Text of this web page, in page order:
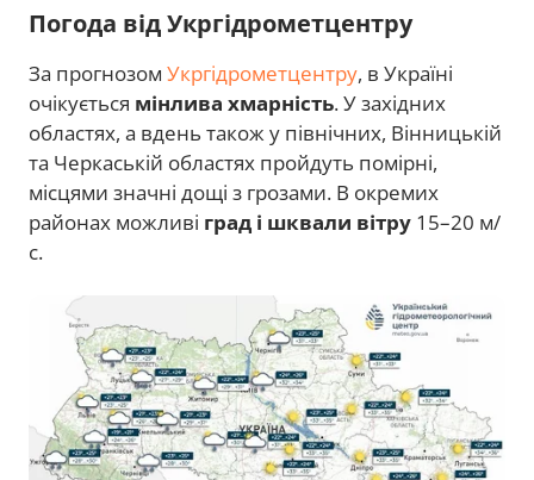
Погода від Укргідрометцентру
За прогнозом Укргідрометцентру, в Україні
очікується мінлива хмарність. У західних
областях, а вдень також у північних, Вінницькій
та Черкаській областях пройдуть помірні,
місцями значні дощі з грозами. В окремих
районах можливі град і шквали вітру 15–20 м/
с.